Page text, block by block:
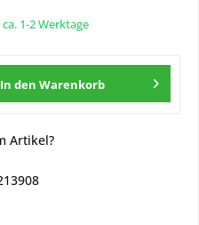
1-2 Werktage
In den Warenkorb
Artikel?